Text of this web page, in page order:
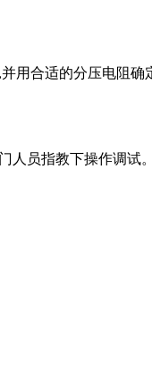
用合适的分压电阻确
人员指教下操作调试。